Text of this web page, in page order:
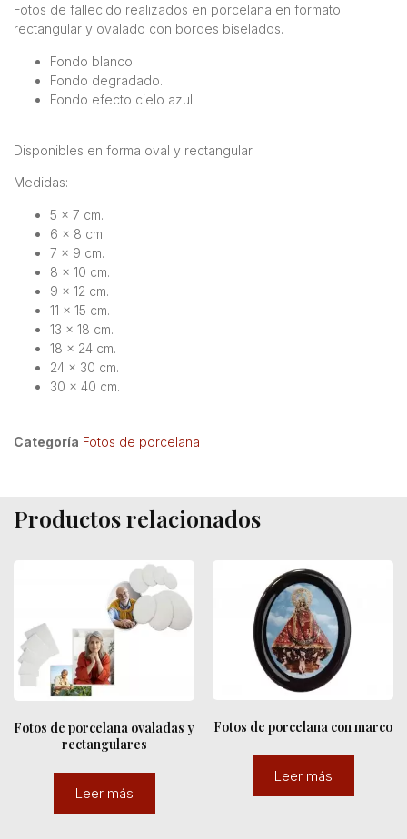
Fotos de fallecido realizados en porcelana en formato
rectangular y ovalado con bordes biselados.
Fondo blanco.
Fondo degradado.
Fondo efecto cielo azul.
Disponibles en forma oval y rectangular.
Medidas:
5 x 7 cm.
6 x 8 cm.
7 x 9 cm.
8 x 10 cm.
9 x 12 cm.
11 x 15 cm.
13 x 18 cm.
18 x 24 cm.
24 x 30 cm.
30 x 40 cm.
Categoría Fotos de porcelana
Productos relacionados
Fotos de porcelana ovaladas y
rectangulares
Leer más
Fotos de porcelana con marco
Leer más